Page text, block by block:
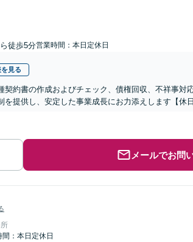
徒歩5分営業時間：本日定休日
見る
契約書の作成およびチェック、債権回収、不祥事対
提供し、安定した事業成長にお力添えします【休
メールでお問
間：本日定休日